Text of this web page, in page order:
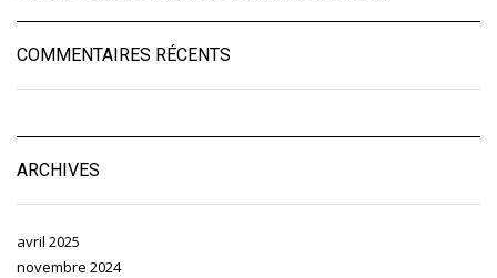
COMMENTAIRES RÉCENTS
ARCHIVES
avril 2025
novembre 2024